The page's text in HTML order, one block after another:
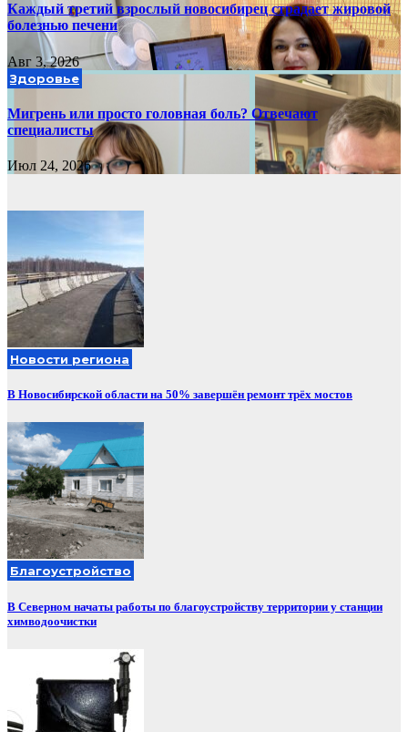
Каждый третий взрослый новосибирец страдает жировой
болезнью печени
Авг 3, 2026
Здоровье
Мигрень или просто головная боль? Отвечают
специалисты
Июл 24, 2026
Новости региона
В Новосибирской области на 50% завершён ремонт трёх мостов
Благоустройство
В Северном начаты работы по благоустройству территории у станции
химводоочистки